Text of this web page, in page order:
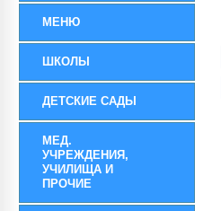
МЕНЮ
ШКОЛЫ
ДЕТСКИЕ САДЫ
МЕД.
УЧРЕЖДЕНИЯ,
УЧИЛИЩА И
ПРОЧИЕ